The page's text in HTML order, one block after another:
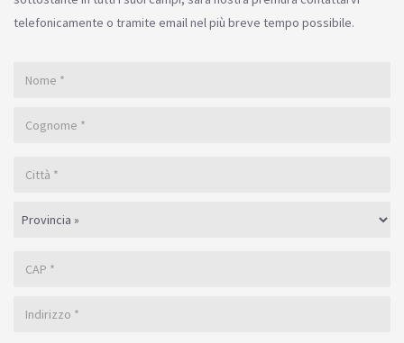
telefonicamente o tramite email nel più breve tempo possibile.